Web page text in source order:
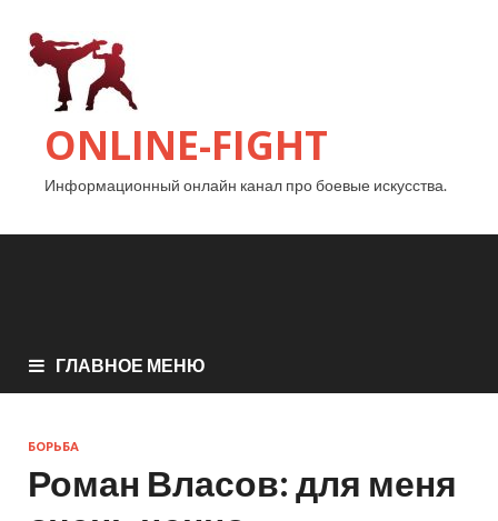
ONLINE-FIGHT
Информационный онлайн канал про боевые искусства.
ГЛАВНОЕ МЕНЮ
БОРЬБА
Роман Власов: для меня